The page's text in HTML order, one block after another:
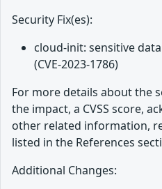
Security Fix(es):
cloud-init: sensitive
(CVE-2023-1786)
For more details about the
the impact, a CVSS score,
other related information,
listed in the References
Additional Changes: